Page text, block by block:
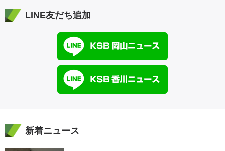
LINE友だち追加
新着ニュース